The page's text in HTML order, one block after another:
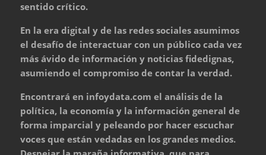
sentido crítico.
En la era digital y de las redes sociales asumimos
el desafío de interactuar con un público cada vez
más ávido de información y noticias fidedignas,
asumiendo el compromiso de contar la verdad.
Encontrará en infoydata.com el análisis de la
política, la economía y la información general de
forma imparcial y peleando por hacer escuchar
voces que están vedadas en los grandes medios.